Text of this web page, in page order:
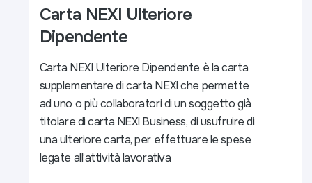
Carta NEXI Ulteriore
Dipendente
Carta NEXI Ulteriore Dipendente è la carta
supplementare di carta NEXI che permette
ad uno o più collaboratori di un soggetto già
titolare di carta NEXI Business, di usufruire di
una ulteriore carta, per effettuare le spese
legate all’attività lavorativa